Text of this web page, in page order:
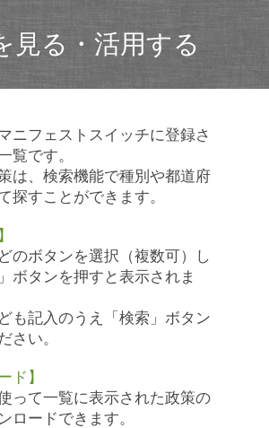
見る・活用する
ニフェストスイッチに登録さ
覧です。
は、検索機能で種別や都道府
探すことができます。
のボタンを選択（複数可）し
ボタンを押すと表示されま
も記入のうえ「検索」ボタン
さい。
ド】
って一覧に表示された政策の
ロードできます。